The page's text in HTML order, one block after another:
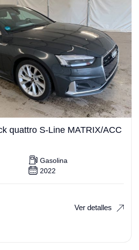
quattro S-Line MATRIX/ACC
Gasolina
2022
Ver detalles